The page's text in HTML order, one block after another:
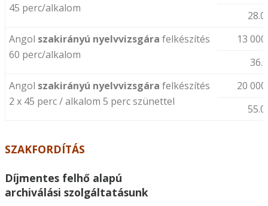
45 perc/alkalom
Angol szakirányú nyelvvizsgára felkészítés
60 perc/alkalom
13
Angol szakirányú nyelvvizsgára felkészítés
2 x 45 perc / alkalom 5 perc szünettel
20
SZAKFORDÍTÁS
Díjmentes felhő alapú
archiválási szolgáltatásunk